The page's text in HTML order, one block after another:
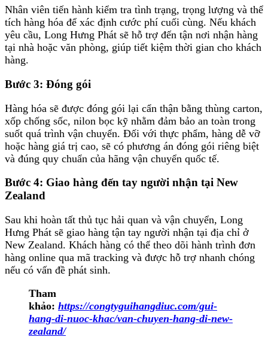
Nhân viên tiến hành kiểm tra tình trạng, trọng lượng và thể
tích hàng hóa để xác định cước phí cuối cùng. Nếu khách
yêu cầu, Long Hưng Phát sẽ hỗ trợ đến tận nơi nhận hàng
tại nhà hoặc văn phòng, giúp tiết kiệm thời gian cho khách
hàng.
Bước 3: Đóng gói
Hàng hóa sẽ được đóng gói lại cẩn thận bằng thùng carton,
xốp chống sốc, nilon bọc kỹ nhằm đảm bảo an toàn trong
suốt quá trình vận chuyển. Đối với thực phẩm, hàng dễ vỡ
hoặc hàng giá trị cao, sẽ có phương án đóng gói riêng biệt
và đúng quy chuẩn của hãng vận chuyển quốc tế.
Bước 4: Giao hàng đến tay người nhận tại New
Zealand
Sau khi hoàn tất thủ tục hải quan và vận chuyển, Long
Hưng Phát sẽ giao hàng tận tay người nhận tại địa chỉ ở
New Zealand. Khách hàng có thể theo dõi hành trình đơn
hàng online qua mã tracking và được hỗ trợ nhanh chóng
nếu có vấn đề phát sinh.
Tham
khảo: https://congtyguihangdiuc.com/gui-
hang-di-nuoc-khac/van-chuyen-hang-di-new-
zealand/